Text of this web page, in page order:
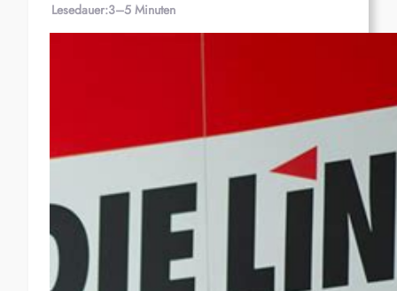
Lesedauer:3–5 Minuten